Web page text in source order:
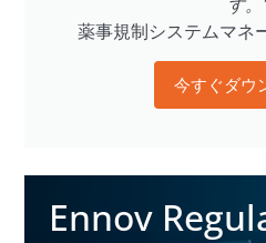
薬事規制システムマネ
今すぐダウ
Ennov